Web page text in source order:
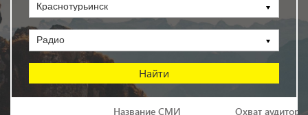
Краснотурьинск
Радио
Название СМИ Охват